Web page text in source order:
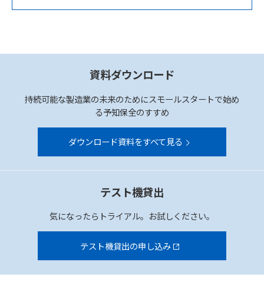
資料ダウンロード
持続可能な製造業の未来のためにスモールスタートで始め
る予知保全のすすめ
ダウンロード資料をすべて見る
テスト機貸出
気になったらトライアル。お試しください。
テスト機貸出の申し込み